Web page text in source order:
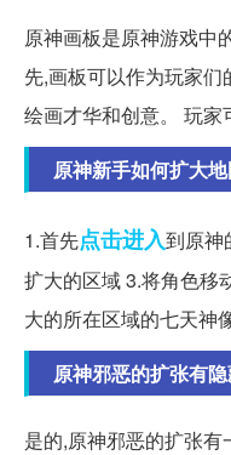
原神画板是原神游戏中
先,画板可以作为玩家
绘画才华和创意。 玩家
原神新手如何扩大
1.首先点击进入到原神
扩大的区域 3.将角色移
大的所在区域的七天神
原神邪恶的扩张有
是的,原神邪恶的扩张